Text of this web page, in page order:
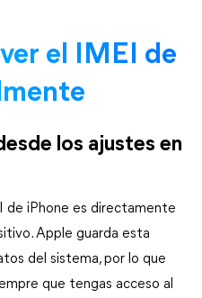
el IMEI de
los ajustes en
de iPhone es directamente
Apple guarda esta
del sistema, por lo que
que tengas acceso al